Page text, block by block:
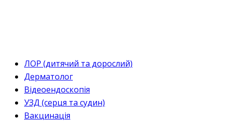
ЛОР (дитячий та дорослий)
Дерматолог
Відеоендоскопія
УЗД (серця та судин)
Вакцинація